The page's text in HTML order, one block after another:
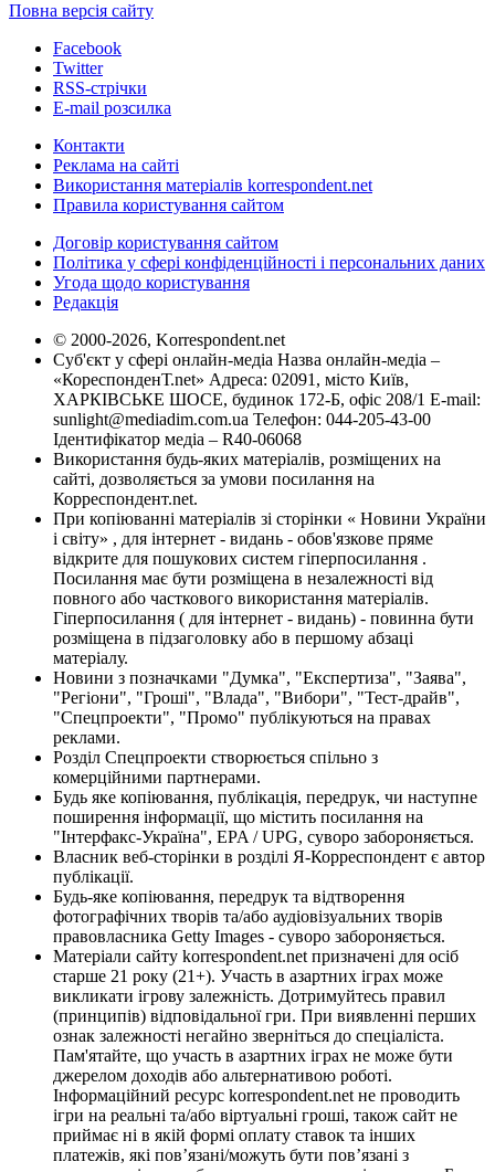
Повна версія сайту
Facebook
Twitter
RSS-стрічки
E-mail розсилка
Контакти
Реклама на сайті
Використання матеріалів korrespondent.net
Правила користування сайтом
Договір користування сайтом
Політика у сфері конфіденційності і персональних даних
Угода щодо користування
Редакція
© 2000-2026, Korrespondent.net
Суб'єкт у сфері онлайн-медіа Назва онлайн-медіа –
«КореспонденТ.net» Адреса: 02091, місто Київ,
ХАРКІВСЬКЕ ШОСЕ, будинок 172-Б, офіс 208/1 E-mail:
sunlight@mediadim.com.ua Телефон: 044-205-43-00
Ідентифікатор медіа – R40-06068
Використання будь-яких матеріалів, розміщених на
сайті, дозволяється за умови посилання на
Корреспондент.net.
При копіюванні матеріалів зі сторінки « Новини України
і світу» , для інтернет - видань - обов'язкове пряме
відкрите для пошукових систем гіперпосилання .
Посилання має бути розміщена в незалежності від
повного або часткового використання матеріалів.
Гіперпосилання ( для інтернет - видань) - повинна бути
розміщена в підзаголовку або в першому абзаці
матеріалу.
Новини з позначками "Думка", "Експертиза", "Заява",
"Регіони", "Гроші", "Влада", "Вибори", "Тест-драйв",
"Спецпроекти", "Промо" публікуються на правах
реклами.
Розділ Спецпроекти створюється спільно з
комерційними партнерами.
Будь яке копіювання, публікація, передрук, чи наступне
поширення інформації, що містить посилання на
"Інтерфакс-Україна", EPA / UPG, суворо забороняється.
Власник веб-сторінки в розділі Я-Корреспондент є автор
публікації.
Будь-яке копіювання, передрук та відтворення
фотографічних творів та/або аудіовізуальних творів
правовласника Getty Images - суворо забороняється.
Матеріали сайту korrespondent.net призначені для осіб
старше 21 року (21+). Участь в азартних іграх може
викликати ігрову залежність. Дотримуйтесь правил
(принципів) відповідальної гри. При виявленні перших
ознак залежності негайно зверніться до спеціаліста.
Пам'ятайте, що участь в азартних іграх не може бути
джерелом доходів або альтернативою роботі.
Інформаційний ресурс korrespondent.net не проводить
ігри на реальні та/або віртуальні гроші, також сайт не
приймає ні в якій формі оплату ставок та інших
платежів, які пов’язані/можуть бути пов’язані з